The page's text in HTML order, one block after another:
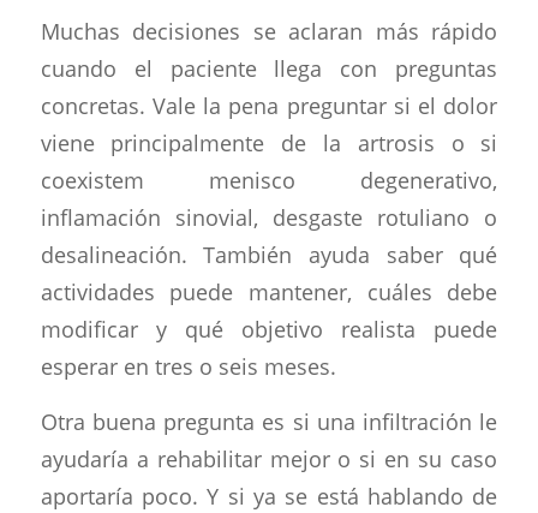
Muchas decisiones se aclaran más rápido
cuando el paciente llega con preguntas
concretas. Vale la pena preguntar si el dolor
viene principalmente de la artrosis o si
coexistem menisco degenerativo,
inflamación sinovial, desgaste rotuliano o
desalineación. También ayuda saber qué
actividades puede mantener, cuáles debe
modificar y qué objetivo realista puede
esperar en tres o seis meses.
Otra buena pregunta es si una infiltración le
ayudaría a rehabilitar mejor o si en su caso
aportaría poco. Y si ya se está hablando de